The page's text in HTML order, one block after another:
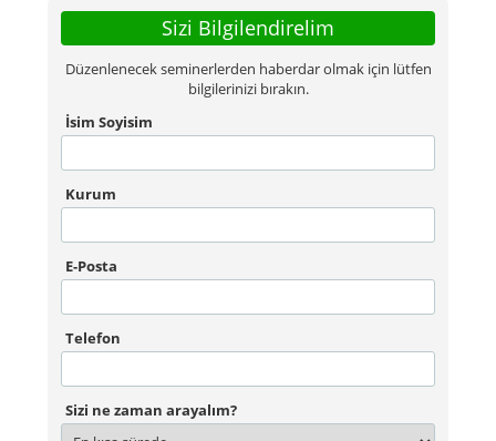
Sizi Bilgilendirelim
Düzenlenecek seminerlerden haberdar olmak için lütfen
bilgilerinizi bırakın.
İsim Soyisim
Kurum
E-Posta
Telefon
Sizi ne zaman arayalım?